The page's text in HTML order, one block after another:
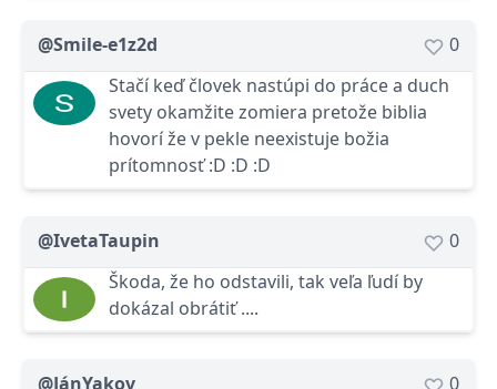
@Smile-e1z2d
0
Stačí keď človek nastúpi do práce a duch
svety okamžite zomiera pretože biblia
hovorí že v pekle neexistuje božia
prítomnosť :D :D :D
@IvetaTaupin
0
Škoda, že ho odstavili, tak veľa ľudí by
dokázal obrátiť ....
@JánYakov 0